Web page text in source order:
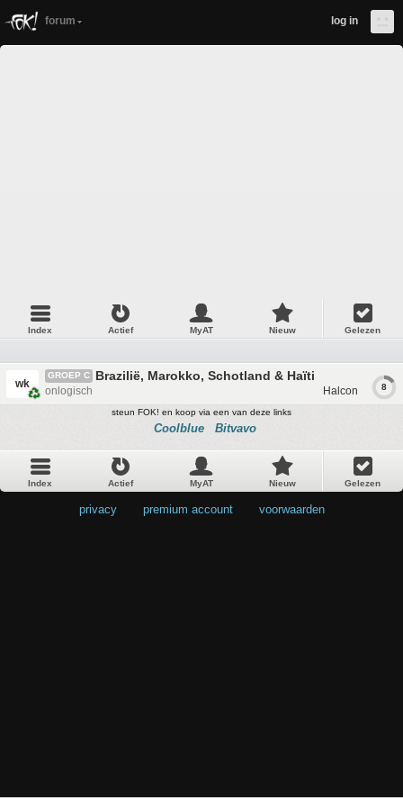
forum log in
Index Actief MyAT Nieuw Gelezen
wk
GROEP C Brazilië, Marokko, Schotland & Haïti
onlogisch Halcon 8
steun FOK! en koop via een van deze links
Coolblue Bitvavo
Index Actief MyAT Nieuw Gelezen
privacy premium account voorwaarden